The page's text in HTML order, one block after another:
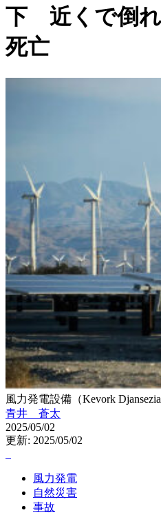
下 近くで倒
死亡
風力発電設備（Kevork
青井 蒼太
2025/05/02
更新: 2025/05/02
風力発電
自然災害
事故